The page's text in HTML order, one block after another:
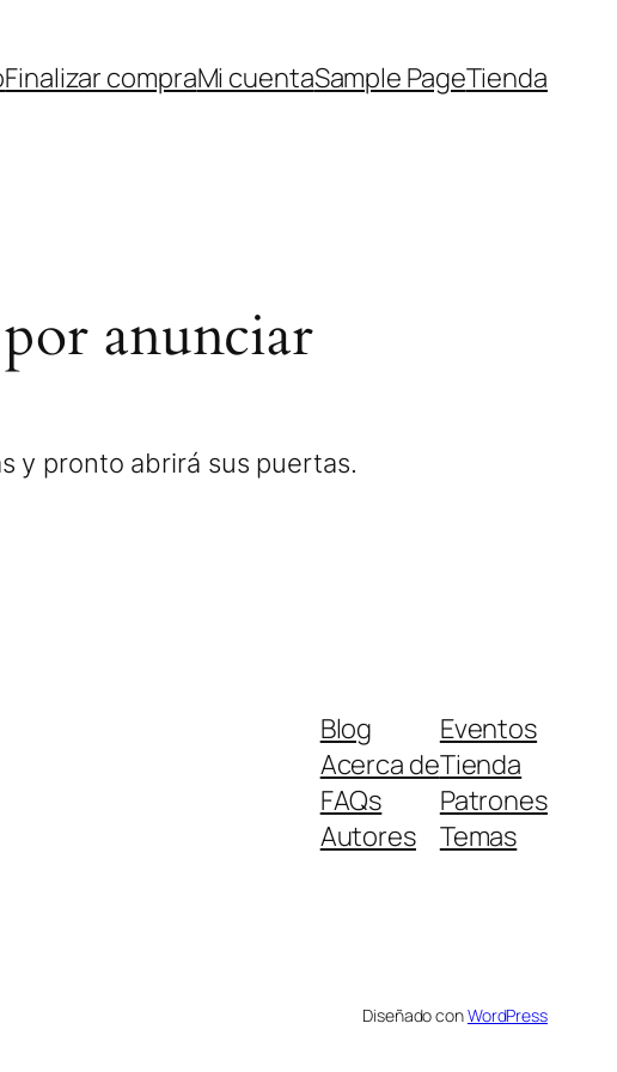
Finalizar compraMi cuentaSample PageTienda
anunciar
y pronto abrirá sus puertas.
Blog
Acerca de
FAQs
Autores
Eventos
Tienda
Patrones
Temas
Diseñado conWordPress